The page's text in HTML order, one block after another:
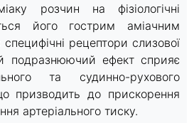
розчин на фізіологічні
його гострим аміачним
рецептори слизової
подразнюючий ефект сприяє
та судинно-рухового
призводить до прискорення
артеріального тиску.